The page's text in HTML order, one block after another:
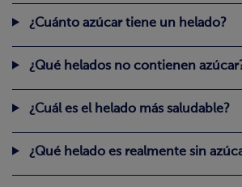
¿Cuánto azúcar tiene un helado?
¿Qué helados no contienen
¿Cuál es el helado más saludable?
¿Qué helado es realmente sin